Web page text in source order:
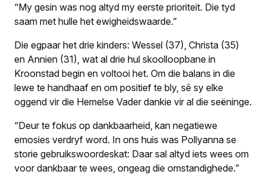
“My gesin was nog altyd my eerste prioriteit. Die tyd
saam met hulle het ewigheidswaarde.”
Die egpaar het drie kinders: Wessel (37), Christa (35)
en Annien (31), wat al drie hul skoolloopbane in
Kroonstad begin en voltooi het. Om die balans in die
lewe te handhaaf en om positief te bly, sê sy elke
oggend vir die Hemelse Vader dankie vir al die seëninge.
“Deur te fokus op dankbaarheid, kan negatiewe
emosies verdryf word. In ons huis was Pollyanna se
storie gebruikswoordeskat: Daar sal altyd iets wees om
voor dankbaar te wees, ongeag die omstandighede.”